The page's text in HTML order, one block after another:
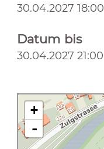
30.04.2027 18:00
Datum bis
30.04.2027 21:00